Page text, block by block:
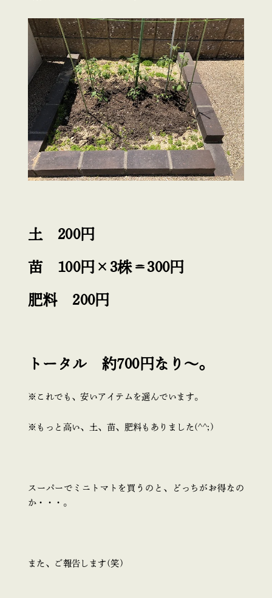
土 200円
苗 100円×3株＝300円
肥料 200円
トータル 約700円なり～。
※これでも、安いアイテムを選んでいます。
※もっと高い、土、苗、肥料もありました(^^;)
スーパーでミニトマトを買うのと、どっちがお得なの
か・・・。
また、ご報告します(笑)